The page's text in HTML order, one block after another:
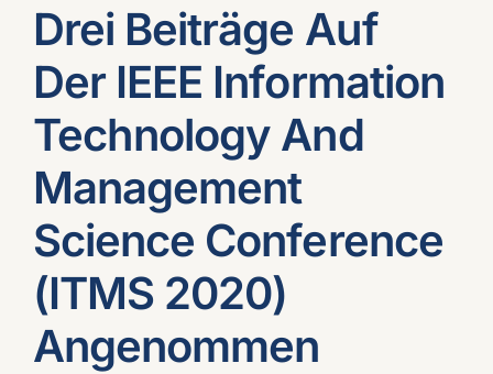
Drei Beiträge Auf
Der IEEE Information
Technology And
Management
Science Conference
(ITMS 2020)
Angenommen